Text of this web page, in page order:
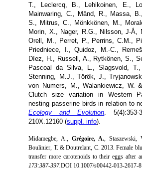
T., Leclercq, B., Lehikoinen, E.,
Mainwaring, C., Mänd, R., Massa,
S., Mitrus, C., Mönkkönen, M.,
Morin, X., Nager, R.G., Nilsson, J-Å,
Orell, M., Perret, P., Perrins, C.M.,
Priedniece, I., Quidoz, M.-C.,
Díez, H., Russell, A., Rytkönen, S.,
Pascoal da Silva, L., Slagsvold, T.,
Stenning, M.J., Török, J.,
von Numers, M., Walankiewicz, W.
Clutch size variation in Western
nesting passerine birds in relation to
Ecology and Evolution .
210X.12160 (suppl. info).
Midamegbe, A.,Grégoire, A., Staszewski,
Boulinier, T. & Doutrelant, C. 2013. Female
transfer more carotenoids to their eggs after
173:387-397.DOI 10.1007/s00442-013-2617-